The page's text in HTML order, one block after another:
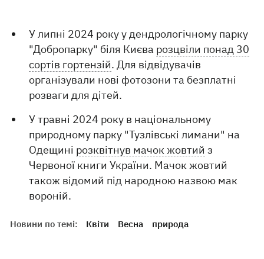
У липні 2024 року у дендрологічному парку
"Добропарку" біля Києва розцвіли понад 30
сортів гортензій. Для відвідувачів
організували нові фотозони та безплатні
розваги для дітей.
У травні 2024 року в національному
природному парку "Тузлівські лимани" на
Одещині розквітнув мачок жовтий з
Червоної книги України. Мачок жовтий
також відомий під народною назвою мак
вороній.
Новини по темі: Квіти Весна природа